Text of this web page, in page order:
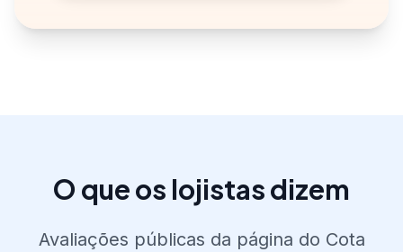
O que os lojistas dizem
Avaliações públicas da página do Cota